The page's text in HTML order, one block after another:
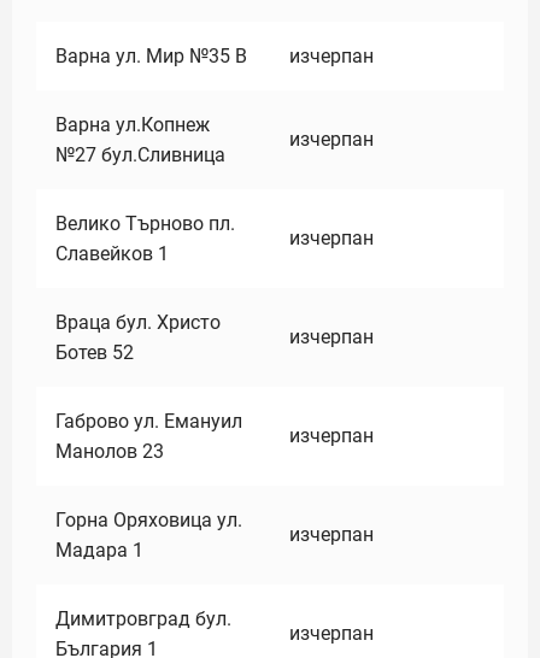
Варна ул. Мир №35 В изчерпан
Варна ул.Копнеж
№27 бул.Сливница
изчерпан
Велико Търново пл.
Славейков 1
изчерпан
Враца бул. Христо
Ботев 52
изчерпан
Габрово ул. Емануил
Манолов 23
изчерпан
Горна Оряховица ул.
Мадара 1
изчерпан
Димитровград бул.
България 1
изчерпан